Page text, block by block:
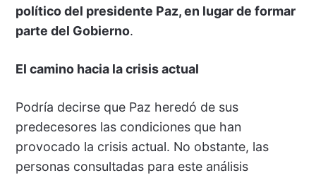
político del presidente Paz, en lugar de formar
parte del Gobierno.
El camino hacia la crisis actual
Podría decirse que Paz heredó de sus
predecesores las condiciones que han
provocado la crisis actual. No obstante, las
personas consultadas para este análisis